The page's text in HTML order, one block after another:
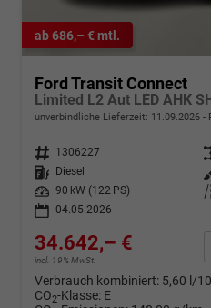
ab 686,– € mtl.
Ford Transit Connect
Limited L2 Aut LED AHK
unverbindliche Lieferzeit: 11.09.2026
Fahrzeugnr. 1306227
Kraftstoff
Diesel
Leistung
90 kW (122 PS)
04.05.2026
34.642,– €
incl. 19% MwSt.
Verbrauch kombiniert: 5,60 l/
CO2-Klasse: E